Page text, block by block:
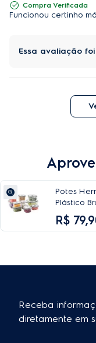
Compra Verificada
Funcionou certinho
Essa avaliação foi
Potes
Plástico
Unidades
R$ 79,
Receba
diretamente em